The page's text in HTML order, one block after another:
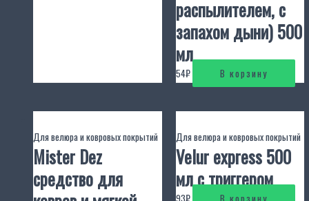
распылителем, с
запахом дыни) 500
мл
54₽ В корзину
Для велюра и ковровых покрытий
Mister Dez
средство для
Для велюра и ковровых покрытий
Velur express 500
мл с триггером
93₽ В корзину